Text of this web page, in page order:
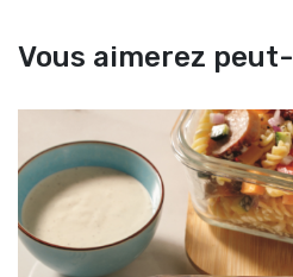
Vous aimerez